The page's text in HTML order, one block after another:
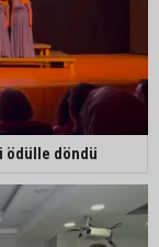
ödülle döndü